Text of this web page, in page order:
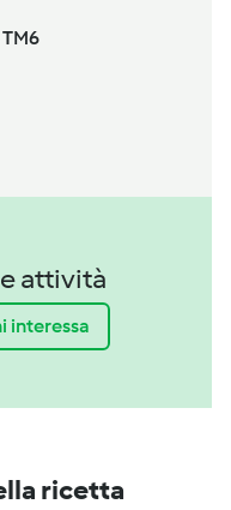
attività
interessa
ricetta